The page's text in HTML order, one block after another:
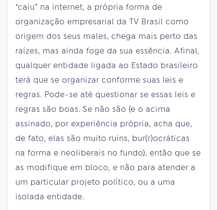
“caiu” na internet, a própria forma de
organização empresarial da TV Brasil como
origem dos seus males, chega mais perto das
raízes, mas ainda foge da sua essência. Afinal,
qualquer entidade ligada ao Estado brasileiro
terá que se organizar conforme suas leis e
regras. Pode-se até questionar se essas leis e
regras são boas. Se não são (e o acima
assinado, por experiência própria, acha que,
de fato, elas são muito ruins, bur(r)ocráticas
na forma e neoliberais no fundo), então que se
as modifique em bloco, e não para atender a
um particular projeto político, ou a uma
isolada entidade.